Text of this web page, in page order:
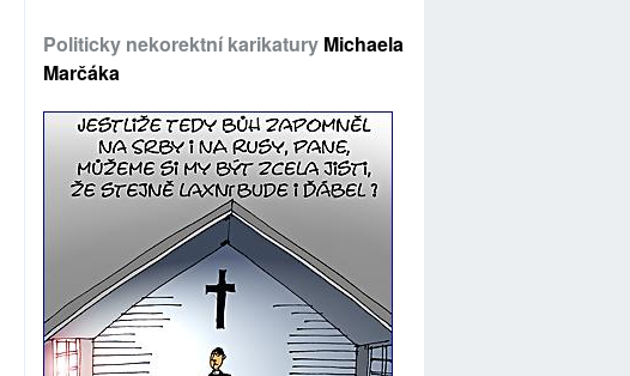
Politicky nekorektní karikatury Michaela
Marčáka